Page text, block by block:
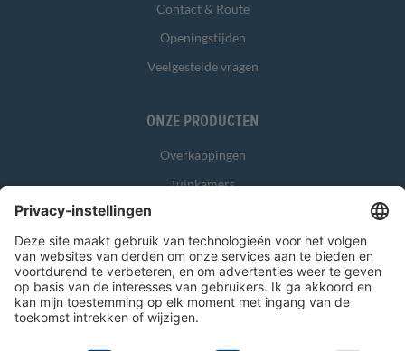
Contact & Route
Openingstijden
Veelgestelde vragen
Onze producten
Overkappingen
Tuinkamers
Zonwering
Overig